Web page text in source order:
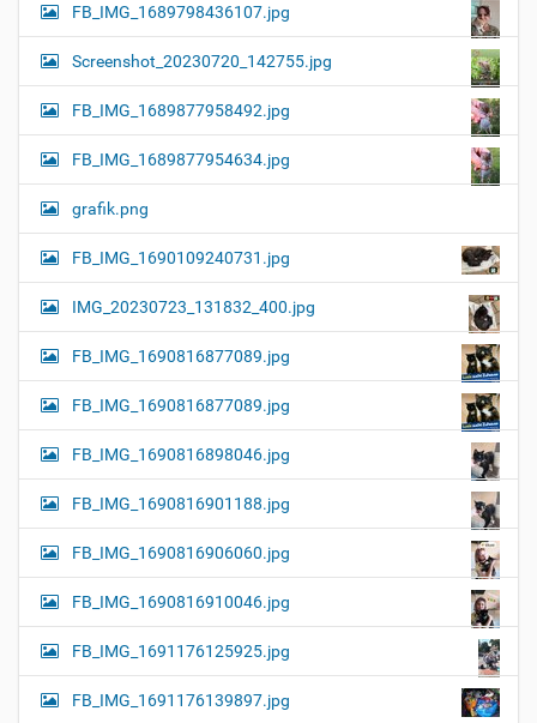
FB_IMG_1689798436107.jpg
Screenshot_20230720_142755.jpg
FB_IMG_1689877958492.jpg
FB_IMG_1689877954634.jpg
grafik.png
FB_IMG_1690109240731.jpg
IMG_20230723_131832_400.jpg
FB_IMG_1690816877089.jpg
FB_IMG_1690816877089.jpg
FB_IMG_1690816898046.jpg
FB_IMG_1690816901188.jpg
FB_IMG_1690816906060.jpg
FB_IMG_1690816910046.jpg
FB_IMG_1691176125925.jpg
FB_IMG_1691176139897.jpg